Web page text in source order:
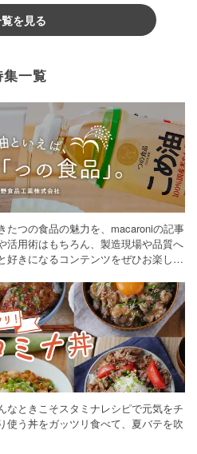
を見る
集一覧
たつの食品の魅力を、macaroniの記事
活用術はもちろん、製造現場や品質へ
好きになるコンテンツをぜひお楽しみ
なときこそスタミナレシピで元気をチ
使う丼をガッツリ食べて、夏バテを吹